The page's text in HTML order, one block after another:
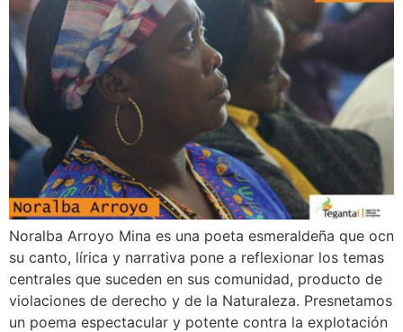
Noralba Arroyo Mina es una poeta esmeraldeña que ocn
su canto, lírica y narrativa pone a reflexionar los temas
centrales que suceden en sus comunidad, producto de
violaciones de derecho y de la Naturaleza. Presnetamos
un poema espectacular y potente contra la explotación